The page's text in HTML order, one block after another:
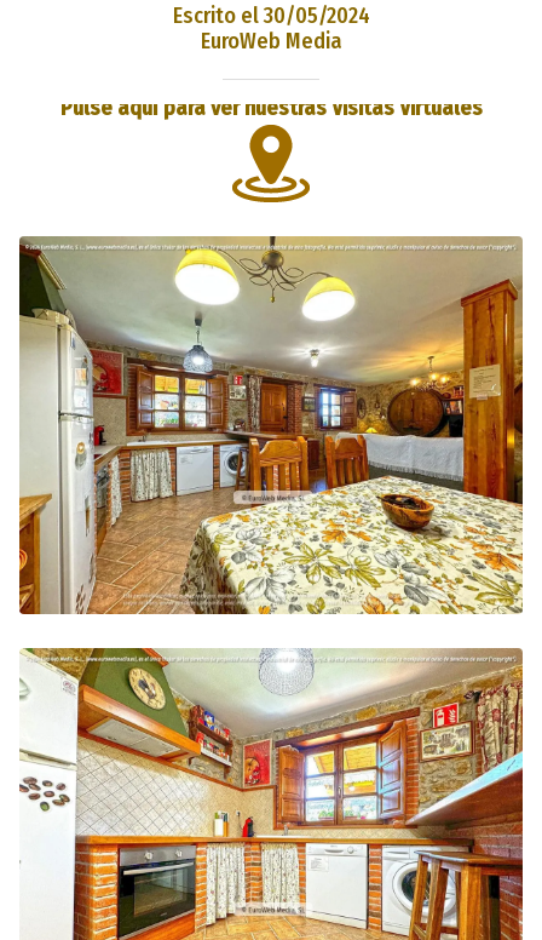
Escrito el 30/05/2024
EuroWeb Media
Pulse aquí para ver nuestras Visitas Virtuales